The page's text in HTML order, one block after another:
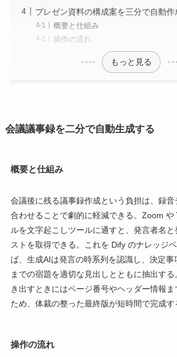
プレゼン資料の構成案を三分で自動作
概要と仕組み
操作の流れ
もっと見る
会議議事録を二分で自動生成する
概要と仕組み
会議後に残る議事録作成という負担は、録
合わせることで劇的に軽減できる。Zoom や
ルを文字起こしツールに通すと、発言者名
ストを取得できる。これを Dify のナレッジ
ば、生成AIは発言の時系列を認識し、決定事
までの宿題を適切な見出しとともに抽出す
き出すときにはページ番号やヘッダー情報
ため、体裁の整った最終版が短時間で完成す
操作の流れ